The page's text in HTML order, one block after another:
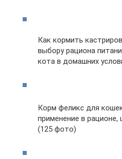
Как кормить
выбору рациона
кота в домашних
Корм феликс для
применение в рационе,
(125 фото)